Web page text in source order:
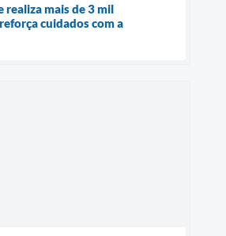
realiza mais de 3 mil
cuidados com a